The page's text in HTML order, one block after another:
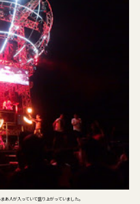
あ人が入っていて盛り上がっていました。